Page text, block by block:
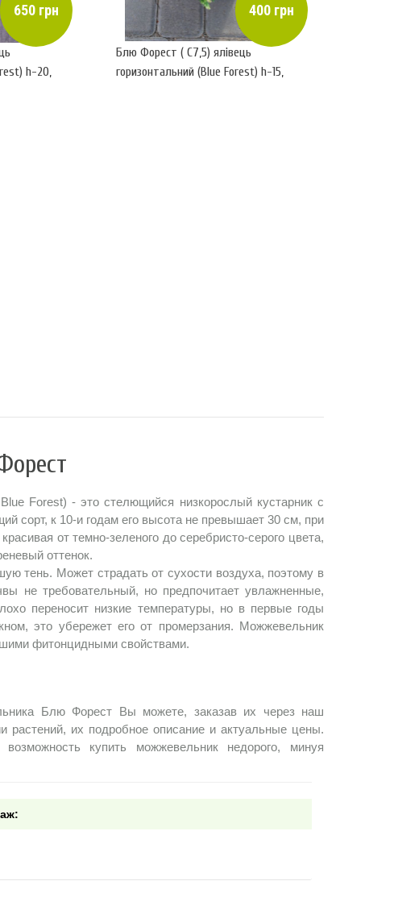
650 грн
h-20,
400 грн
Блю Форест ( С7,5) ялівець
горизонтальний (Blue Forest) h-15,
Forest) - это стелющийся низкорослый кустарник с
сорт, к 10-и годам его высота не превышает 30 см, при
от темно-зеленого до серебристо-серого цвета,
оттенок.
тень. Может страдать от сухости воздуха, поэтому в
не требовательный, но предпочитает увлажненные,
переносит низкие температуры, но в первые годы
это убережет его от промерзания. Можжевельник
фитонцидными свойствами.
Блю Форест Вы можете, заказав их через наш
растений, их подробное описание и актуальные цены.
купить можжевельник недорого, минуя